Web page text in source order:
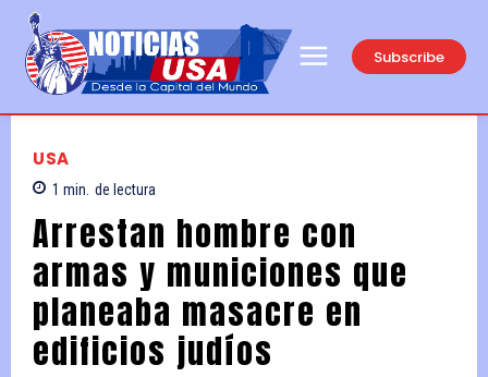
Subscribe
USA
1 min. de lectura
Arrestan hombre con
armas y municiones que
planeaba masacre en
edificios judíos